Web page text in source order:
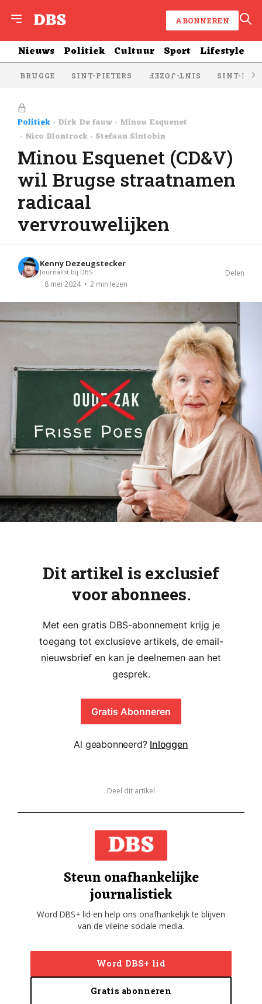
ABONNEREN
Nieuws Politiek Cultuur Sport Lifestyle
BRUGGE SINT-PIETERS SINT-JOZEF SINT-
Politiek Dirk De fauw Minou Esquenet
Nico Blontrock Stefaan Sintobin
Minou Esquenet (CD&V)
wil Brugse straatnamen
radicaal
vervrouwelijken
Kenny Dezeugstecker
Journalist bij DBS
8 mei 2024 2 min lezen
Delen
Dit artikel is exclusief
voor abonnees.
Met een gratis DBS-abonnement krijg je
toegang tot exclusieve artikels, de email-
nieuwsbrief en kan je deelnemen aan het
gesprek.
Gratis Abonneren
Al geabonneerd? Inloggen
Deel dit artikel
Steun onafhankelijke
journalistiek
Word DBS+ lid en help ons onafhankelijk te blijven
van de vileine sociale media.
Word DBS+ lid
Gratis abonneren